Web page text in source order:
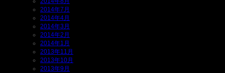
2014年7月
2014年4月
2014年3月
2014年2月
2014年1月
2013年11月
2013年10月
2013年9月